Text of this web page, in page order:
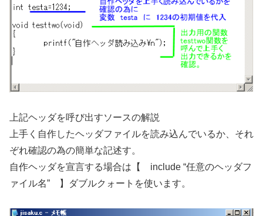
上記ヘッダを呼び出すソースの解説
上手く自作したヘッダファイルを読み込んでいるか、それ
ぞれ確認の為の簡単な記述す。
自作ヘッダを宣言する場合は【 include “任意のヘッダフ
ァイル名” 】ダブルクォートを使います。